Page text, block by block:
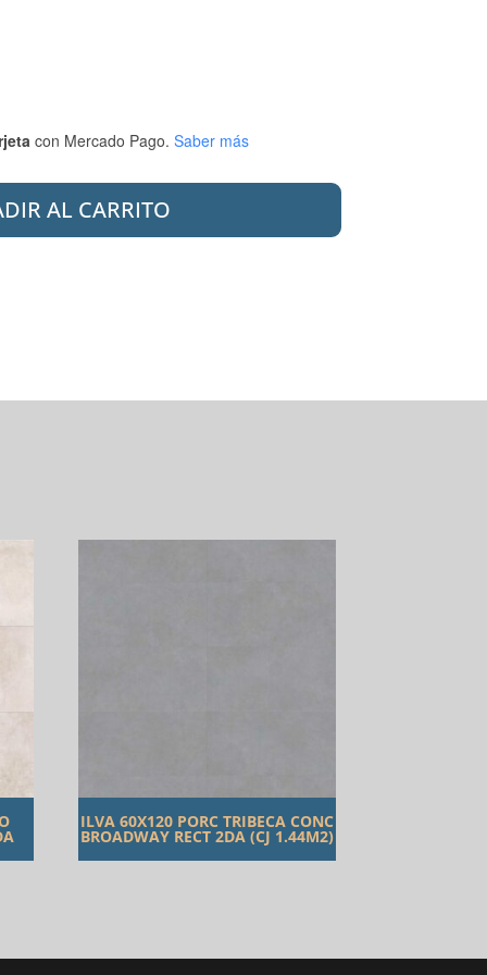
con Mercado Pago. Saber más
AL CARRITO
ILVA 60X120 PORC TRIBECA CONC
BROADWAY RECT 2DA (CJ 1.44M2)